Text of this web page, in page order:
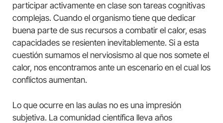
participar activamente en clase son tareas cognitivas
complejas. Cuando el organismo tiene que dedicar
buena parte de sus recursos a combatir el calor, esas
capacidades se resienten inevitablemente. Si a esta
cuestión sumamos el nerviosismo al que nos somete el
calor, nos encontramos ante un escenario en el cual los
conflictos aumentan.
Lo que ocurre en las aulas no es una impresión
subjetiva. La comunidad científica lleva años